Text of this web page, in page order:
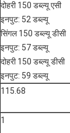
दोहरी 150 डब्ल्यू एसी
इनपुट: 52 डब्ल्यू
सिंगल 150 डब्ल्यू डीसी
इनपुट: 57 डब्ल्यू
दोहरी 150 डब्ल्यू डीसी
इनपुट: 59 डब्ल्यू
115.68
1